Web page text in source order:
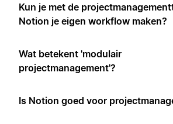
Kun je met de
Notion je eigen workflow maken?
Wat betekent 'modulair
projectmanagement'?
Is Notion goed voor